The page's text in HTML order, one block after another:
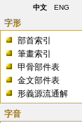
中文 ENG
字形
部首索引
筆畫索引
甲骨部件表
金文部件表
形義源流通解
字音